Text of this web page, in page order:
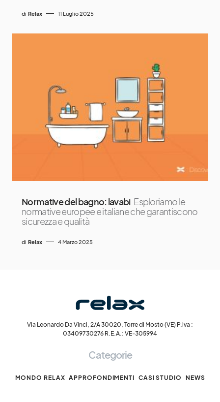
di Relax 11 Luglio 2025
Normative del bagno: lavabi Esploriamo le
normative europee e italiane che garantiscono
sicurezza e qualità
di Relax 4 Marzo 2025
Via Leonardo Da Vinci, 2/A 30020, Torre di Mosto (VE) P.iva :
03409730276 R.E.A.: VE-305994
Categorie
MONDO RELAX APPROFONDIMENTI CASI STUDIO NEWS